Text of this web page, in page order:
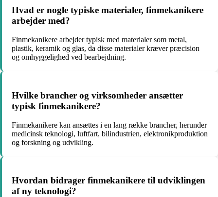
Hvad er nogle typiske materialer, finmekanikere
arbejder med?
Finmekanikere arbejder typisk med materialer som metal,
plastik, keramik og glas, da disse materialer kræver præcision
og omhyggelighed ved bearbejdning.
Hvilke brancher og virksomheder ansætter
typisk finmekanikere?
Finmekanikere kan ansættes i en lang række brancher, herunder
medicinsk teknologi, luftfart, bilindustrien, elektronikproduktion
og forskning og udvikling.
Hvordan bidrager finmekanikere til udviklingen
af ny teknologi?